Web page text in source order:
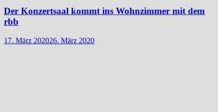
Der Konzertsaal kommt ins Wohnzimmer mit dem
rbb
17. März 202026. März 2020